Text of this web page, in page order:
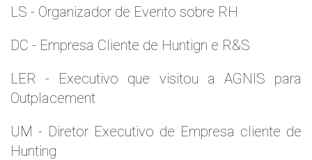
LS - Organizador de Evento sobre RH
DC - Empresa Cliente de Huntign e R&S
LER - Executivo que visitou a AGNIS para
Outplacement
UM - Diretor Executivo de Empresa cliente de
Hunting